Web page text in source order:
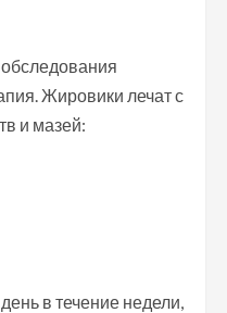
Жировики лечат с
и мазей:
в течение недели,